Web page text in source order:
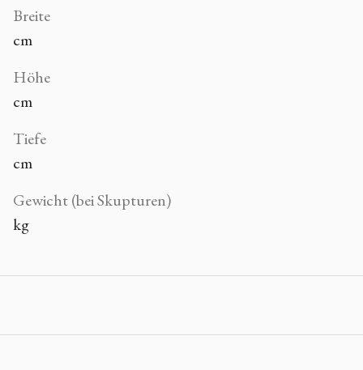
Breite
cm
Höhe
cm
Tiefe
cm
Gewicht (bei Skupturen)
kg